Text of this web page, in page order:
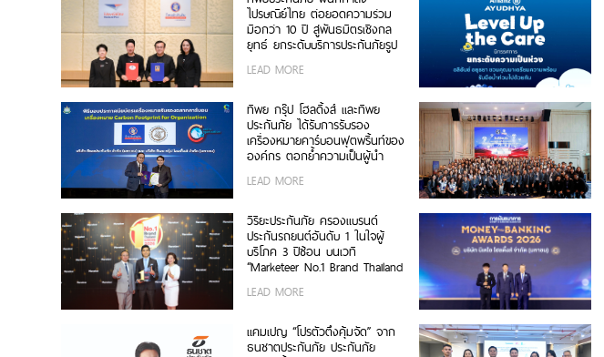
ไปรษณีย์ไทย ต่อยอดความร่วม
มือกว่า 10 ปี สู่พันธมิตรเชิงกล
ยุทธ์ ยกระดับบริการประกันภัยรูป
LEAD MORE
ทิพย กรุ๊ป โฮลดิ้งส์ และทิพย
ประกันภัย ได้รับการรับรอง
เครื่องหมายคาร์บอนฟุตพริ้นท์ของ
องค์กร ตอกย้ำความเป็นผู้นำ
ยั่งยืนตามแนวทาง ESG
LEAD MORE
วิริยะประกันภัย ครองแบรนด์
ประกันรถยนต์อันดับ 1 ในใจผู้
บริโภค 3 ปีซ้อน บนเวที
“Marketeer No.1 Brand Thailand
LEAD MORE
แคมเปญ “โปรตัวตึงคุ้มจัด” จาก
ธนชาตประกันภัย ประกันภัย